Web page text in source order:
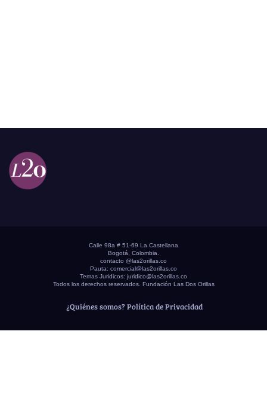
Calle 98a # 51-69 La Castellana
Bogotá, Colombia.
contacto @las2orillas.co
Pauta: comercial@las2orillas.co
Temas Juridicos: juridico@las2orillas.co
Todos los derechos reservados. Fundación Las Dos Orillas
¿Quiénes somos? Política de Privacidad